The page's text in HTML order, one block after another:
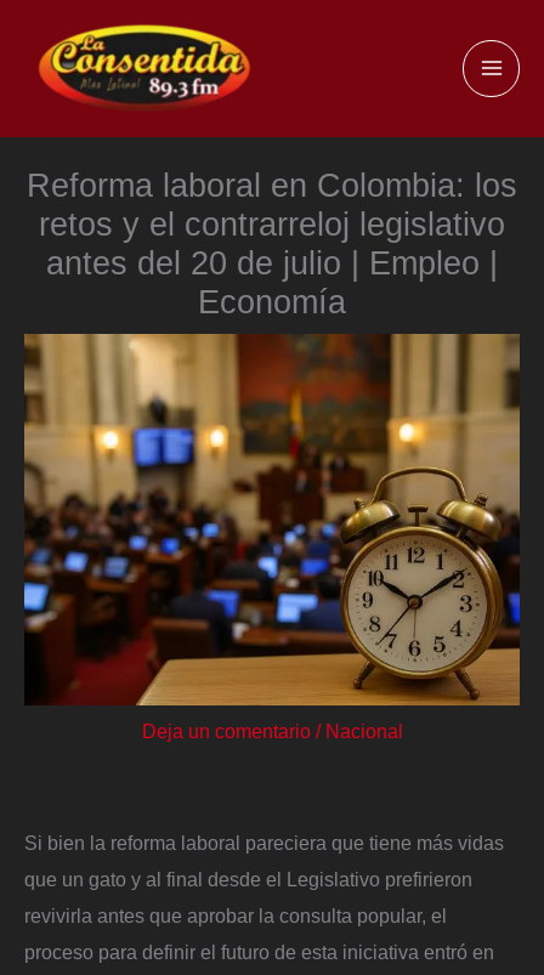
contenido
Reforma laboral en Colombia: los
retos y el contrarreloj legislativo
antes del 20 de julio | Empleo |
Economía
Deja un comentario / Nacional
Si bien la reforma laboral pareciera que tiene más vidas
que un gato y al final desde el Legislativo prefirieron
revivirla antes que aprobar la consulta popular, el
proceso para definir el futuro de esta iniciativa entró en